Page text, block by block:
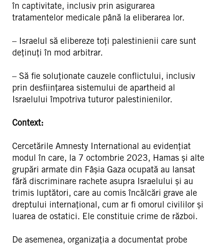
în captivitate, inclusiv prin asigurarea
tratamentelor medicale până la eliberarea lor.
– Israelul să elibereze toți palestinienii care sunt
deținuți în mod arbitrar.
– Să fie soluționate cauzele conflictului, inclusiv
prin desființarea sistemului de apartheid al
Israelului împotriva tuturor palestinienilor.
Context:
Cercetările Amnesty International au evidențiat
modul în care, la 7 octombrie 2023, Hamas și alte
grupări armate din Fâșia Gaza ocupată au lansat
fără discriminare rachete asupra Israelului și au
trimis luptători, care au comis încălcări grave ale
dreptului internațional, cum ar fi omorul civililor și
luarea de ostatici. Ele constituie crime de război.
De asemenea, organizația a documentat probe